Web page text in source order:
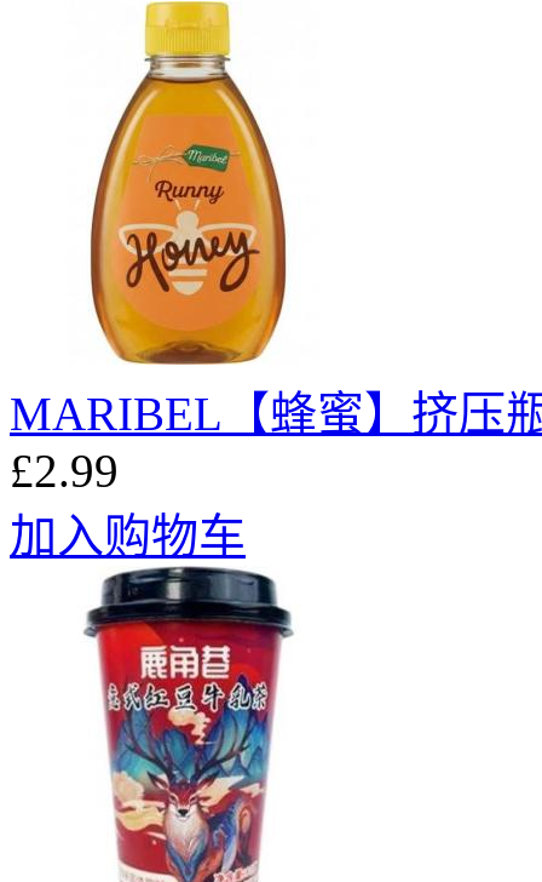
MARIBEL【蜂蜜】挤压
£2.99
加入购物车